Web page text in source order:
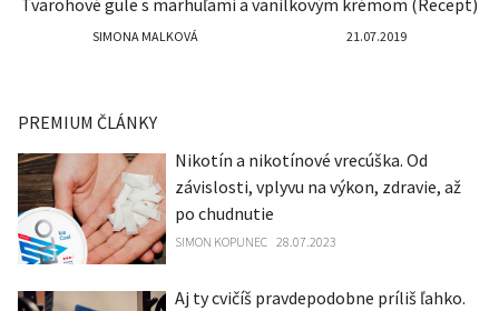
Tvarohové gule s marhuľami a vanilkovým krémom (Recept)
SIMONA MALKOVÁ 21.07.2019
PREMIUM ČLÁNKY
Nikotín a nikotínové vrecúška. Od
závislosti, vplyvu na výkon, zdravie, až
po chudnutie
SIMON KOPUNEC 28.07.2023
Aj ty cvičíš pravdepodobne príliš ľahko.